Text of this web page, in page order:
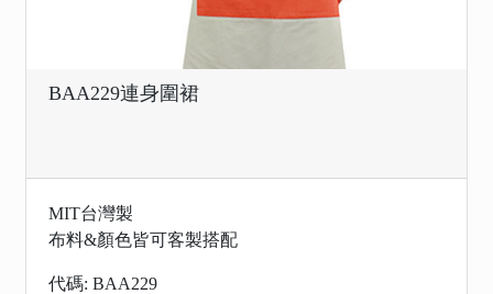
BAA229連身圍裙
MIT台灣製
布料&顏色皆可客製搭配
代碼: BAA229